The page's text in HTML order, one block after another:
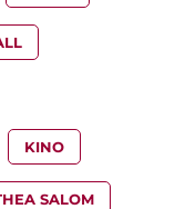
KINO
SALOM